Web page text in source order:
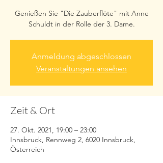
Genießen Sie "Die Zauberflöte" mit Anne
Schuldt in der Rolle der 3. Dame.
Anmeldung abgeschlossen
Veranstaltungen ansehen
Zeit & Ort
27. Okt. 2021, 19:00 – 23:00
Innsbruck, Rennweg 2, 6020 Innsbruck,
Österreich